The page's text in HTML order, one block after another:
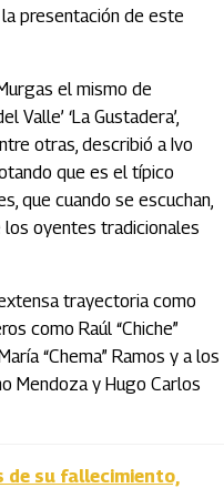
presentación de este
el mismo de
Valle’ ‘La Gustadera’,
otras, describió a Ivo
que es el típico
que cuando se escuchan,
oyentes tradicionales
trayectoria como
como Raúl “Chiche”
“Chema” Ramos y a los
Mendoza y Hugo Carlos
de su fallecimiento,